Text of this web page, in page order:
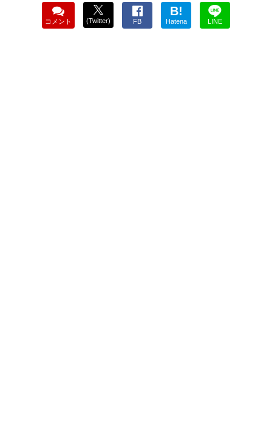
コメント (Twitter) FB
B!
Hatena LINE